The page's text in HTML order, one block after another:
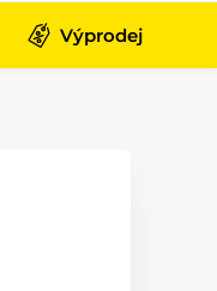
Výprodej